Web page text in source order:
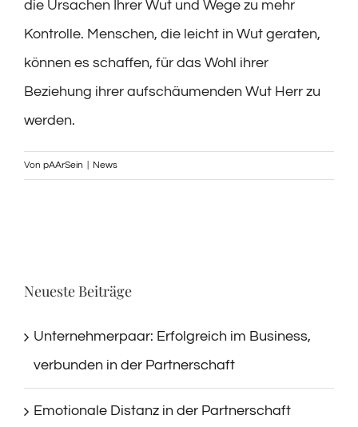
die Ursachen Ihrer Wut und Wege zu mehr
Kontrolle. Menschen, die leicht in Wut geraten,
können es schaffen, für das Wohl ihrer
Beziehung ihrer aufschäumenden Wut Herr zu
werden.
Von pAArSein News
Neueste Beiträge
Unternehmerpaar: Erfolgreich im Business,
verbunden in der Partnerschaft
Emotionale Distanz in der Partnerschaft